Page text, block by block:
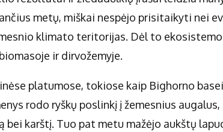
metų, miškai nespėjo prisitaikyti nei
klimato teritorijas. Dėl to
ir dirvožemyje.
platumose, tokiose kaip Bighorno
rodo ryškų poslinkį į žemesnius
bei karštį. Tuo pat metu mažėjo aukštų